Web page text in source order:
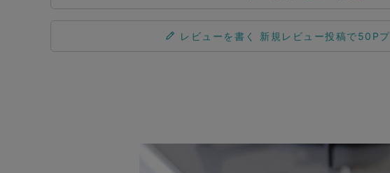
レビューを書く